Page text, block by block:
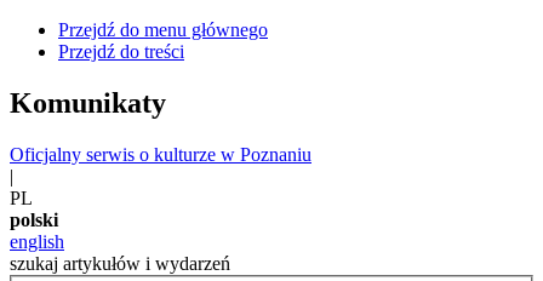
Przejdź do menu głównego
Przejdź do treści
Komunikaty
Oficjalny serwis o kulturze w Poznaniu
|
PL
polski
english
szukaj artykułów i wydarzeń